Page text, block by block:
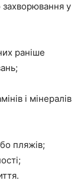
захворювання у
раніше
і мінералів
пляжів;